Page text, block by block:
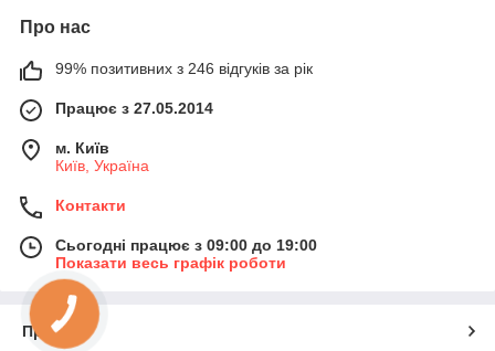
Про нас
99% позитивних з 246 відгуків за рік
Працює з 27.05.2014
м. Київ
Київ, Україна
Контакти
Сьогодні працює з 09:00 до 19:00
Показати весь графік роботи
Про нас
КНОПКА
ЗВ'ЯЗКУ